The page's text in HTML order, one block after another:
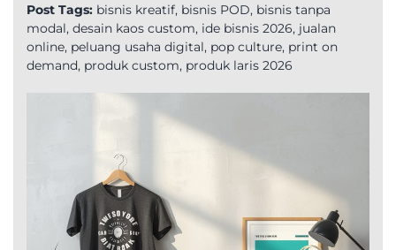
Post Tags: bisnis kreatif, bisnis POD, bisnis tanpa
modal, desain kaos custom, ide bisnis 2026, jualan
online, peluang usaha digital, pop culture, print on
demand, produk custom, produk laris 2026